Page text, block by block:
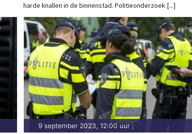
harde knallen in de binnenstad. Politieonderzoek [...]
9 september 2023, 12:00 uur|